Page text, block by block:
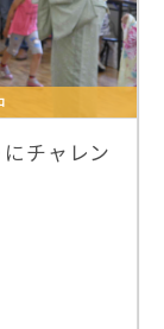
チャレン